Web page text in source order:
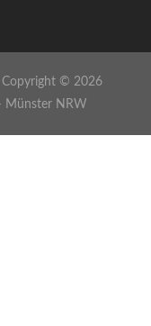
Copyright © 2026
Münster NRW